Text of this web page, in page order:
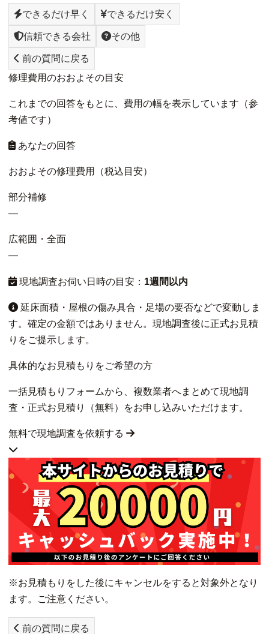
できるだけ早く できるだけ安く
信頼できる会社 その他
前の質問に戻る
修理費用のおおよその目安
これまでの回答をもとに、費用の幅を表示しています（参
考値です）
あなたの回答
おおよその修理費用（税込目安）
部分補修
—
広範囲・全面
—
現地調査お伺い日時の目安： 1週間以内
延床面積・屋根の傷み具合・足場の要否などで変動しま
す。確定の金額ではありません。現地調査後に正式お見積
りをご提示します。
具体的なお見積もりをご希望の方
一括見積もりフォームから、複数業者へまとめて現地調
査・正式お見積り（無料）をお申し込みいただけます。
無料で現地調査を依頼する
※お見積もりをした後にキャンセルをすると対象外となり
ます。ご注意ください。
前の質問に戻る